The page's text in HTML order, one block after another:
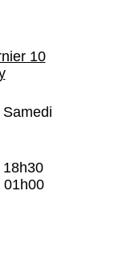
10
01h00